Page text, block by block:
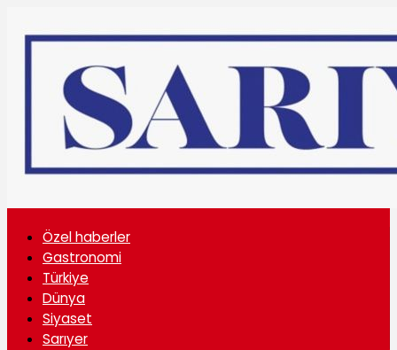
Özel haberler
Gastronomi
Türkiye
Dünya
Siyaset
Sarıyer